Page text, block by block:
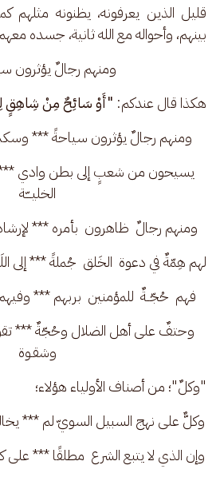
قليل الذين يعرفونه، يظنونه مثلهم
بينهم، وأحواله مع الله ثانية، جسده
ومنهم رجالٌ يؤثرون
هكذا قال عندكم: "أَوْ سَائِحٌ مِنْ شِاهِقٍ
ومنهم رجالٌ يؤثرون سياحةً ***
يسيحون من شعبٍ إلى بطن وادي ***
الخليـــّـة
ومنهم رجالٌ  ظاهرون  بأمره ***
لهم هِمّةٌ في دعوة  الخَلق  جُملةً ***
فهم  حُجّــةٌ  للمؤمنين  بربهم ***
وحتفٌ على أهل الضلال وحُجّةٌ ***
وشقـوة
"وكلٌ"؛ من أصناف الأولياء هؤلاء؛
وكلٌّ على نهج السبيل السويّ لم *** يخالف
وإن الذي لا يتبع الشرع  مطلقًا ***